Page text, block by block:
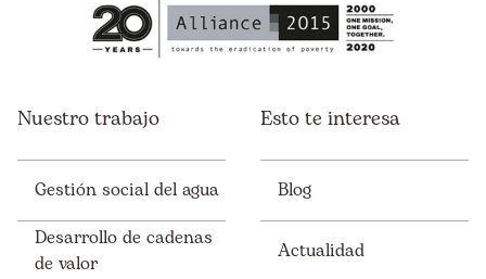
Nuestro trabajo
Gestión social del agua
Desarrollo de cadenas
de valor
Esto te interesa
Blog
Actualidad